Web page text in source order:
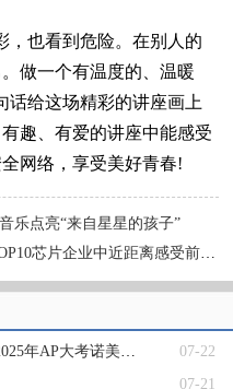
也看到危险。在别人的
做一个有温度的、温暖
话给这场精彩的讲座画上
趣、有爱的讲座中能感受
网络，享受美好青春!
乐点亮“来自星星的孩子”
中近距离感受前沿科技、丰富职业认知!
30门科目创纪录!78.36%优秀率!2025年AP大考诺美学子再创佳绩!
07-22
07-21